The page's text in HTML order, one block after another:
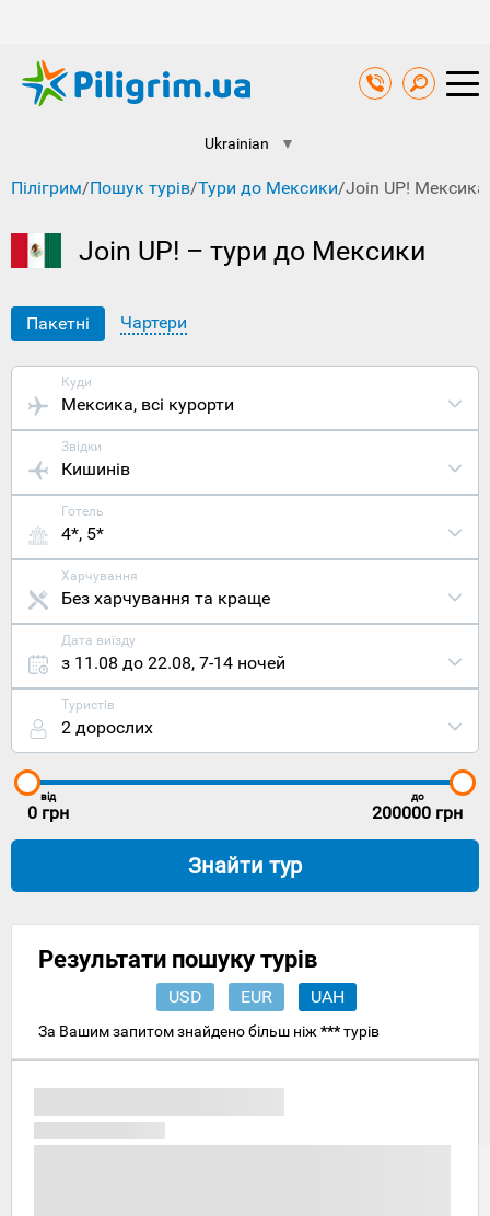
Ukrainian ▼
Пілігрим/Пошук турів/Тури до Мексики/Join UP! Мексика
Join UP! – тури до Мексики
Пакетні Чартери
Куди
Мексика, всі курорти
Звідки
Кишинів
Готель
4*, 5*
Харчування
Без харчування та краще
Дата виїзду
з 11.08 до 22.08, 7-14 ночей
Туристів
2 дорослих
від
0 грн
до
200000 грн
Знайти тур
Результати пошуку турів
USD EUR UAH
За Вашим запитом знайдено більш ніж ***турів